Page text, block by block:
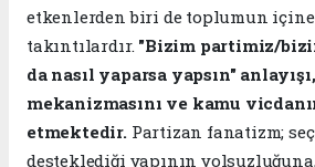
etkenlerden biri de toplumun
takıntılardır. "Bizim partimiz/
da nasıl yaparsa yapsın"
mekanizmasını ve kamu
etmektedir. Partizan fanatizm;
desteklediği yapının